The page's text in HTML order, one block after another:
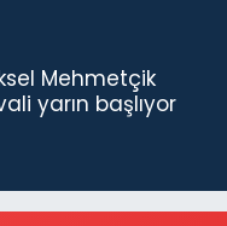
Mehmetçik
yarın başlıyor